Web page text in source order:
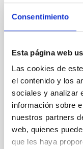
Consentimiento
Esta página web
Las cookies de
el contenido y los
sociales y analizar
información sobre
nuestros partners
web, quienes
que les haya
Establecer un
convenios
proyectos
innovación,